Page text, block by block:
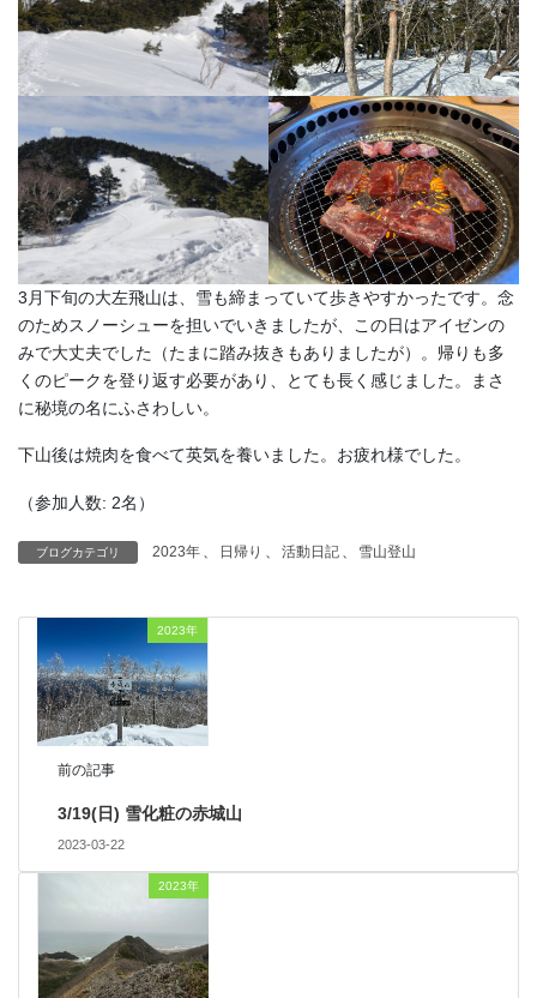
3月下旬の大左飛山は、雪も締まっていて歩きやすかったです。念
のためスノーシューを担いでいきましたが、この日はアイゼンの
みで大丈夫でした（たまに踏み抜きもありましたが）。帰りも多
くのピークを登り返す必要があり、とても長く感じました。まさ
に秘境の名にふさわしい。
下山後は焼肉を食べて英気を養いました。お疲れ様でした。
（参加人数: 2名）
ブログカテゴリ 2023年 、 日帰り 、 活動日記 、 雪山登山
2023年
前の記事
3/19(日) 雪化粧の赤城山
2023-03-22
2023年